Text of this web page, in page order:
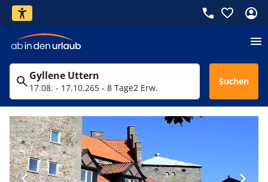
Gyllene Uttern
17.08. - 17.10.265 - 8 Tage2 Erw.
Suchen